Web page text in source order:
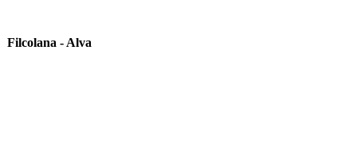
Filcolana - Alva